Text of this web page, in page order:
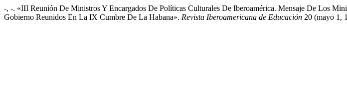
-, -. «III Reunión De Ministros Y Encargados De Políticas Culturales De Iberoamérica. Mensaje De Los
Gobierno Reunidos En La IX Cumbre De La Habana». Revista Iberoamericana de Educación 20 (mayo 1,